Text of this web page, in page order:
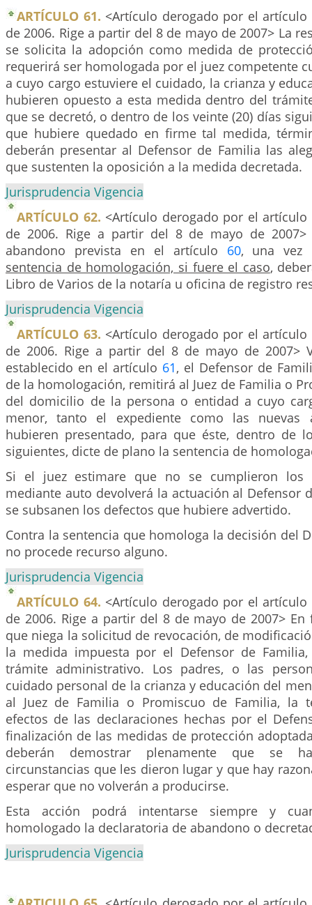
ARTÍCULO 61. <Artículo derogado por el artículo
de 2006. Rige a partir del 8 de mayo de 2007> La
se solicita la adopción como medida de
requerirá ser homologada por el juez competente
a cuyo cargo estuviere el cuidado, la crianza y
hubieren opuesto a esta medida dentro del
que se decretó, o dentro de los veinte (20) días
que hubiere quedado en firme tal medida,
deberán presentar al Defensor de Familia las
que sustenten la oposición a la medida decretada.
Jurisprudencia Vigencia
ARTÍCULO 62. <Artículo derogado por el artículo
de 2006. Rige a partir del 8 de mayo de 2007>
abandono prevista en el artículo 60, una vez
sentencia de homologación, si fuere el caso,
Libro de Varios de la notaría u oficina de registro
Jurisprudencia Vigencia
ARTÍCULO 63. <Artículo derogado por el artículo
de 2006. Rige a partir del 8 de mayo de 2007>
establecido en el artículo 61, el Defensor de
de la homologación, remitirá al Juez de Familia o
del domicilio de la persona o entidad a cuyo
menor, tanto el expediente como las nuevas
hubieren presentado, para que éste, dentro de
siguientes, dicte de plano la sentencia de
Si el juez estimare que no se cumplieron los
mediante auto devolverá la actuación al Defensor
se subsanen los defectos que hubiere advertido.
Contra la sentencia que homologa la decisión del
no procede recurso alguno.
Jurisprudencia Vigencia
ARTÍCULO 64. <Artículo derogado por el artículo
de 2006. Rige a partir del 8 de mayo de 2007>
que niega la solicitud de revocación, de
la medida impuesta por el Defensor de
trámite administrativo. Los padres, o las
cuidado personal de la crianza y educación del
al Juez de Familia o Promiscuo de Familia, la
efectos de las declaraciones hechas por el
finalización de las medidas de protección
deberán demostrar plenamente que se
circunstancias que les dieron lugar y que hay
esperar que no volverán a producirse.
Esta acción podrá intentarse siempre y
homologado la declaratoria de abandono o
Jurisprudencia Vigencia